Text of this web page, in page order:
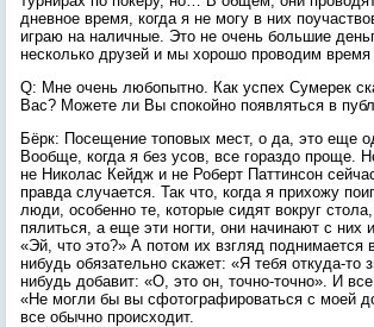
дневное время, когда я не могу в них
играю на наличные. Это не очень большие
несколько друзей и мы хорошо проводим время
Q: Мне очень любопытно. Как успех Сумерек
Вас? Можете ли Вы спокойно появляться в
Бёрк: Посещение топовых мест, о да, это еще
Вообще, когда я без усов, все гораздо проще.
не Николас Кейдж и не Роберт Паттинсон
правда случается. Так что, когда я прихожу
люди, особенно те, которые сидят вокруг
пялиться, а еще эти ногти, они начинают с них
«Эй, что это?» А потом их взгляд
нибудь обязательно скажет: «Я тебя откуда-то
нибудь добавит: «О, это он, точно-точно». И все
«Не могли бы вы сфотографироваться с моей
все обычно происходит.